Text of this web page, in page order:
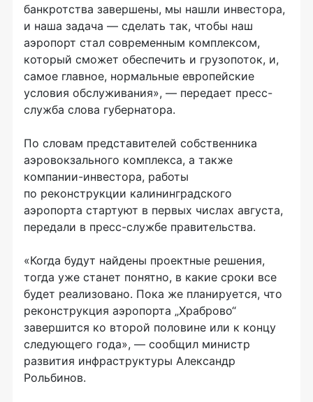
банкротства завершены, мы нашли инвестора,
и наша задача — сделать так, чтобы наш
аэропорт стал современным комплексом,
который сможет обеспечить и грузопоток, и,
самое главное, нормальные европейские
условия обслуживания», — передает пресс-
служба слова губернатора.
По словам представителей собственника
аэровокзального комплекса, а также
компании-инвестора, работы
по реконструкции калининградского
аэропорта стартуют в первых числах августа,
передали в пресс-службе правительства.
«Когда будут найдены проектные решения,
тогда уже станет понятно, в какие сроки все
будет реализовано. Пока же планируется, что
реконструкция аэропорта „Храброво“
завершится ко второй половине или к концу
следующего года», — сообщил министр
развития инфраструктуры Александр
Рольбинов.